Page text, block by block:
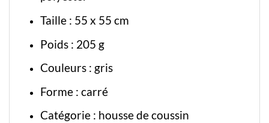
Taille : 55 x 55 cm
Poids : 205 g
Couleurs : gris
Forme : carré
Catégorie : housse de coussin